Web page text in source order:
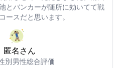
とバンカーが随所に効いてて戦
ースだと思います。
匿名さん
別: 男性総合評価: 4